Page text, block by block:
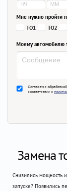
Мне нужно пройти
ТО1
ТО2
Моему автомобилю
Согласен с
соответствии с
Замена
Снизились мощность
запуске? Появились